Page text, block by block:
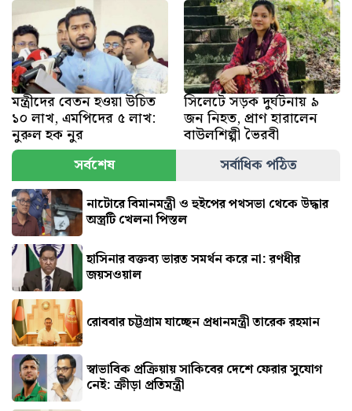
মন্ত্রীদের বেতন হওয়া উচিত
১০ লাখ, এমপিদের ৫ লাখ:
নুরুল হক নুর
সিলেটে সড়ক দুর্ঘটনায় ৯
জন নিহত, প্রাণ হারালেন
বাউলশিল্পী ভৈরবী
সর্বশেষ
সর্বাধিক পঠিত
নাটোরে বিমানমন্ত্রী ও হুইপের পথসভা থেকে উদ্ধার
অস্ত্রটি খেলনা পিস্তল
হাসিনার বক্তব্য ভারত সমর্থন করে না: রণধীর
জয়সওয়াল
রোববার চট্টগ্রাম যাচ্ছেন প্রধানমন্ত্রী তারেক রহমান
স্বাভাবিক প্রক্রিয়ায় সাকিবের দেশে ফেরার সুযোগ
নেই: ক্রীড়া প্রতিমন্ত্রী